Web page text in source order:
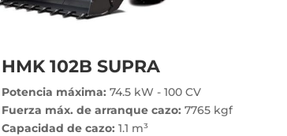
HMK 102B SUPRA
Potencia máxima: 74.5 kW - 100 CV
Fuerza máx. de arranque cazo: 7765 kgf
Capacidad de cazo: 1.1 m³